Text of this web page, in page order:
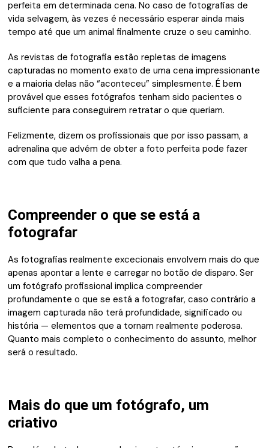
perfeita em determinada cena. No caso de fotografias de
vida selvagem, às vezes é necessário esperar ainda mais
tempo até que um animal finalmente cruze o seu caminho.
As revistas de fotografia estão repletas de imagens
capturadas no momento exato de uma cena impressionante
e a maioria delas não “aconteceu” simplesmente. É bem
provável que esses fotógrafos tenham sido pacientes o
suficiente para conseguirem retratar o que queriam.
Felizmente, dizem os profissionais que por isso passam, a
adrenalina que advém de obter a foto perfeita pode fazer
com que tudo valha a pena.
Compreender o que se está a
fotografar
As fotografias realmente excecionais envolvem mais do que
apenas apontar a lente e carregar no botão de disparo. Ser
um fotógrafo profissional implica compreender
profundamente o que se está a fotografar, caso contrário a
imagem capturada não terá profundidade, significado ou
história — elementos que a tornam realmente poderosa.
Quanto mais completo o conhecimento do assunto, melhor
será o resultado.
Mais do que um fotógrafo, um
criativo